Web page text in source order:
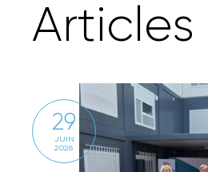
Articles
29
JUIN
2026